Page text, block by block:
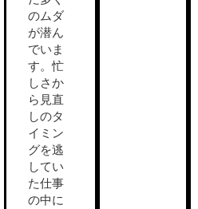
のムダ
が潜ん
でいま
す。忙
しさか
ら見直
しのタ
イミン
グを逃
してい
た仕事
の中に